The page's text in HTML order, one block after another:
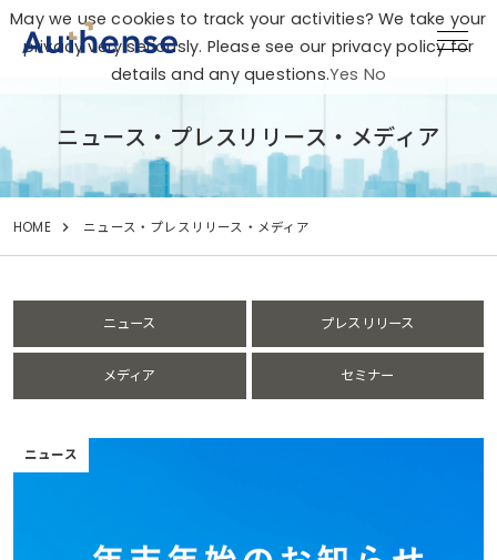
ニュース・プレスリリース・メディア
HOME ニュース・プレスリリース・メディア
ニュース プレスリリース
メディア セミナー
ニュース
May we use cookies to track your activities? We take your
privacy very seriously. Please see our privacy policy for
details and any questions.Yes No